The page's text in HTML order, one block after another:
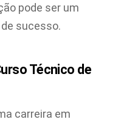
pode ser um
sucesso.
Técnico de
carreira em